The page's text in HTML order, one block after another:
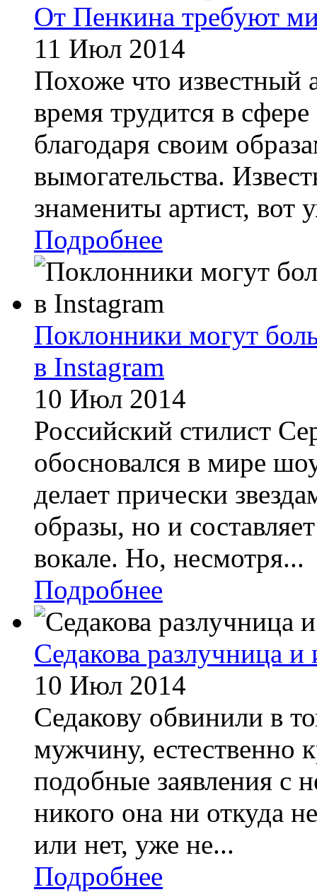
От Пенкина требуют
11 Июл 2014
Похоже что известный
время трудится в
благодаря своим
вымогательства.
знамениты артист, вот
Подробнее
Поклонники могут
в Instagram
10 Июл 2014
Российский стилист
обосновался в мире
делает прически
образы, но и
вокале. Но, несмотря...
Подробнее
Седакова разлучница
10 Июл 2014
Седакову обвинили в
мужчину, естественно
подобные заявления с
никого она ни откуда
или нет, уже не...
Подробнее